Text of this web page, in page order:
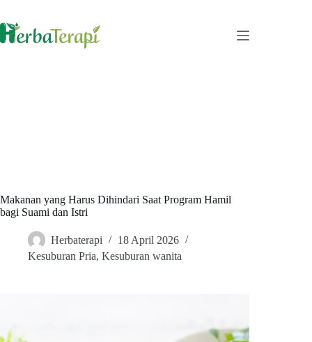
content
Makanan yang Harus Dihindari Saat Program Hamil
bagi Suami dan Istri
Herbaterapi
18 April 2026
Kesuburan Pria, Kesuburan wanita